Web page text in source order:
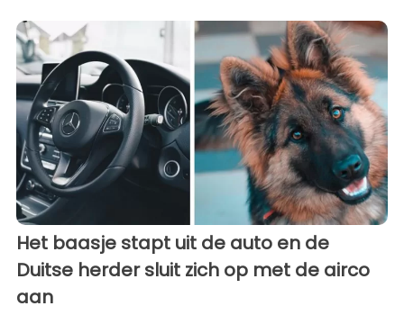
Het baasje stapt uit de auto en de
Duitse herder sluit zich op met de airco
aan